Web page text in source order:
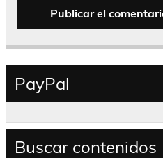
PayPal
Buscar contenidos